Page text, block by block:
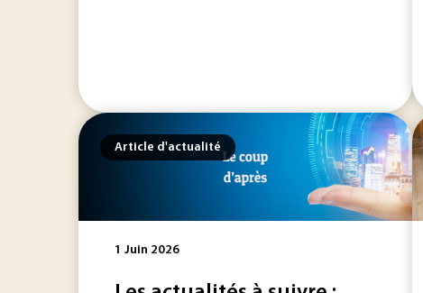
Article d'actualité
1 Juin 2026